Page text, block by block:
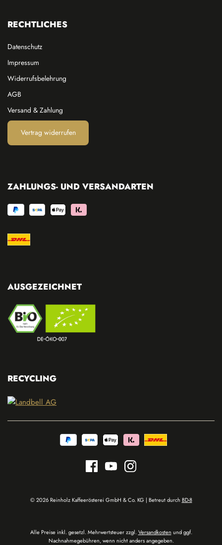
RECHTLICHES
Datenschutz
Impressum
Widerrufsbelehrung
AGB
Versand & Zahlung
Vertrag widerrufen
ZAHLUNGS- UND VERSANDARTEN
AUSGEZEICHNET
RECYCLING
© 2026 Reinholz Kaffeerösterei GmbH & Co. KG | Betreut durch BD-8
Alle Preise inkl. gesetzl. Mehrwertsteuer zzgl.Versandkosten und ggf.
Nachnahmegebühren, wenn nicht anders angegeben.